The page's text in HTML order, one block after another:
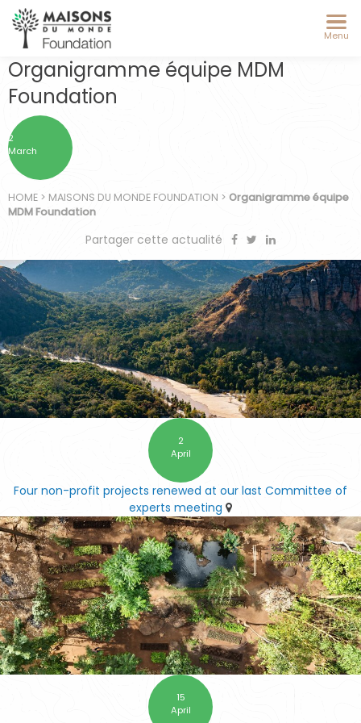
Menu
Organigramme équipe MDM
Foundation
2
March
HOME > MAISONS DU MONDE FOUNDATION > Organigramme équipe
MDM Foundation
Partager cette actualité
2
April
Four non-profit projects renewed at our last Committee of
experts meeting
15
April